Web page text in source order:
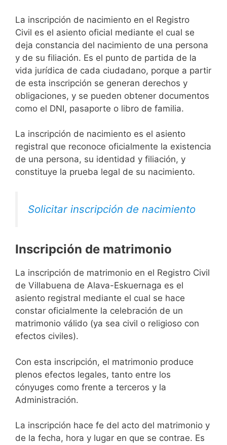
La inscripción de nacimiento en el Registro
Civil es el asiento oficial mediante el cual se
deja constancia del nacimiento de una persona
y de su filiación. Es el punto de partida de la
vida jurídica de cada ciudadano, porque a partir
de esta inscripción se generan derechos y
obligaciones, y se pueden obtener documentos
como el DNI, pasaporte o libro de familia.
La inscripción de nacimiento es el asiento
registral que reconoce oficialmente la existencia
de una persona, su identidad y filiación, y
constituye la prueba legal de su nacimiento.
Solicitar inscripción de nacimiento
Inscripción de matrimonio
La inscripción de matrimonio en el Registro Civil
de Villabuena de Alava-Eskuernaga es el
asiento registral mediante el cual se hace
constar oficialmente la celebración de un
matrimonio válido (ya sea civil o religioso con
efectos civiles).
Con esta inscripción, el matrimonio produce
plenos efectos legales, tanto entre los
cónyuges como frente a terceros y la
Administración.
La inscripción hace fe del acto del matrimonio y
de la fecha, hora y lugar en que se contrae. Es